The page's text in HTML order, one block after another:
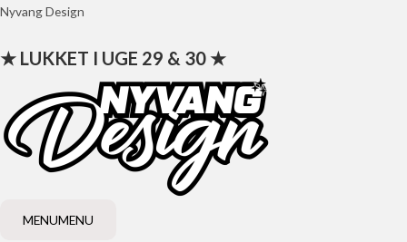
Gå
indholdet
Nyvang Design
★ LUKKET I UGE 29 & 30 ★
MENUMENU